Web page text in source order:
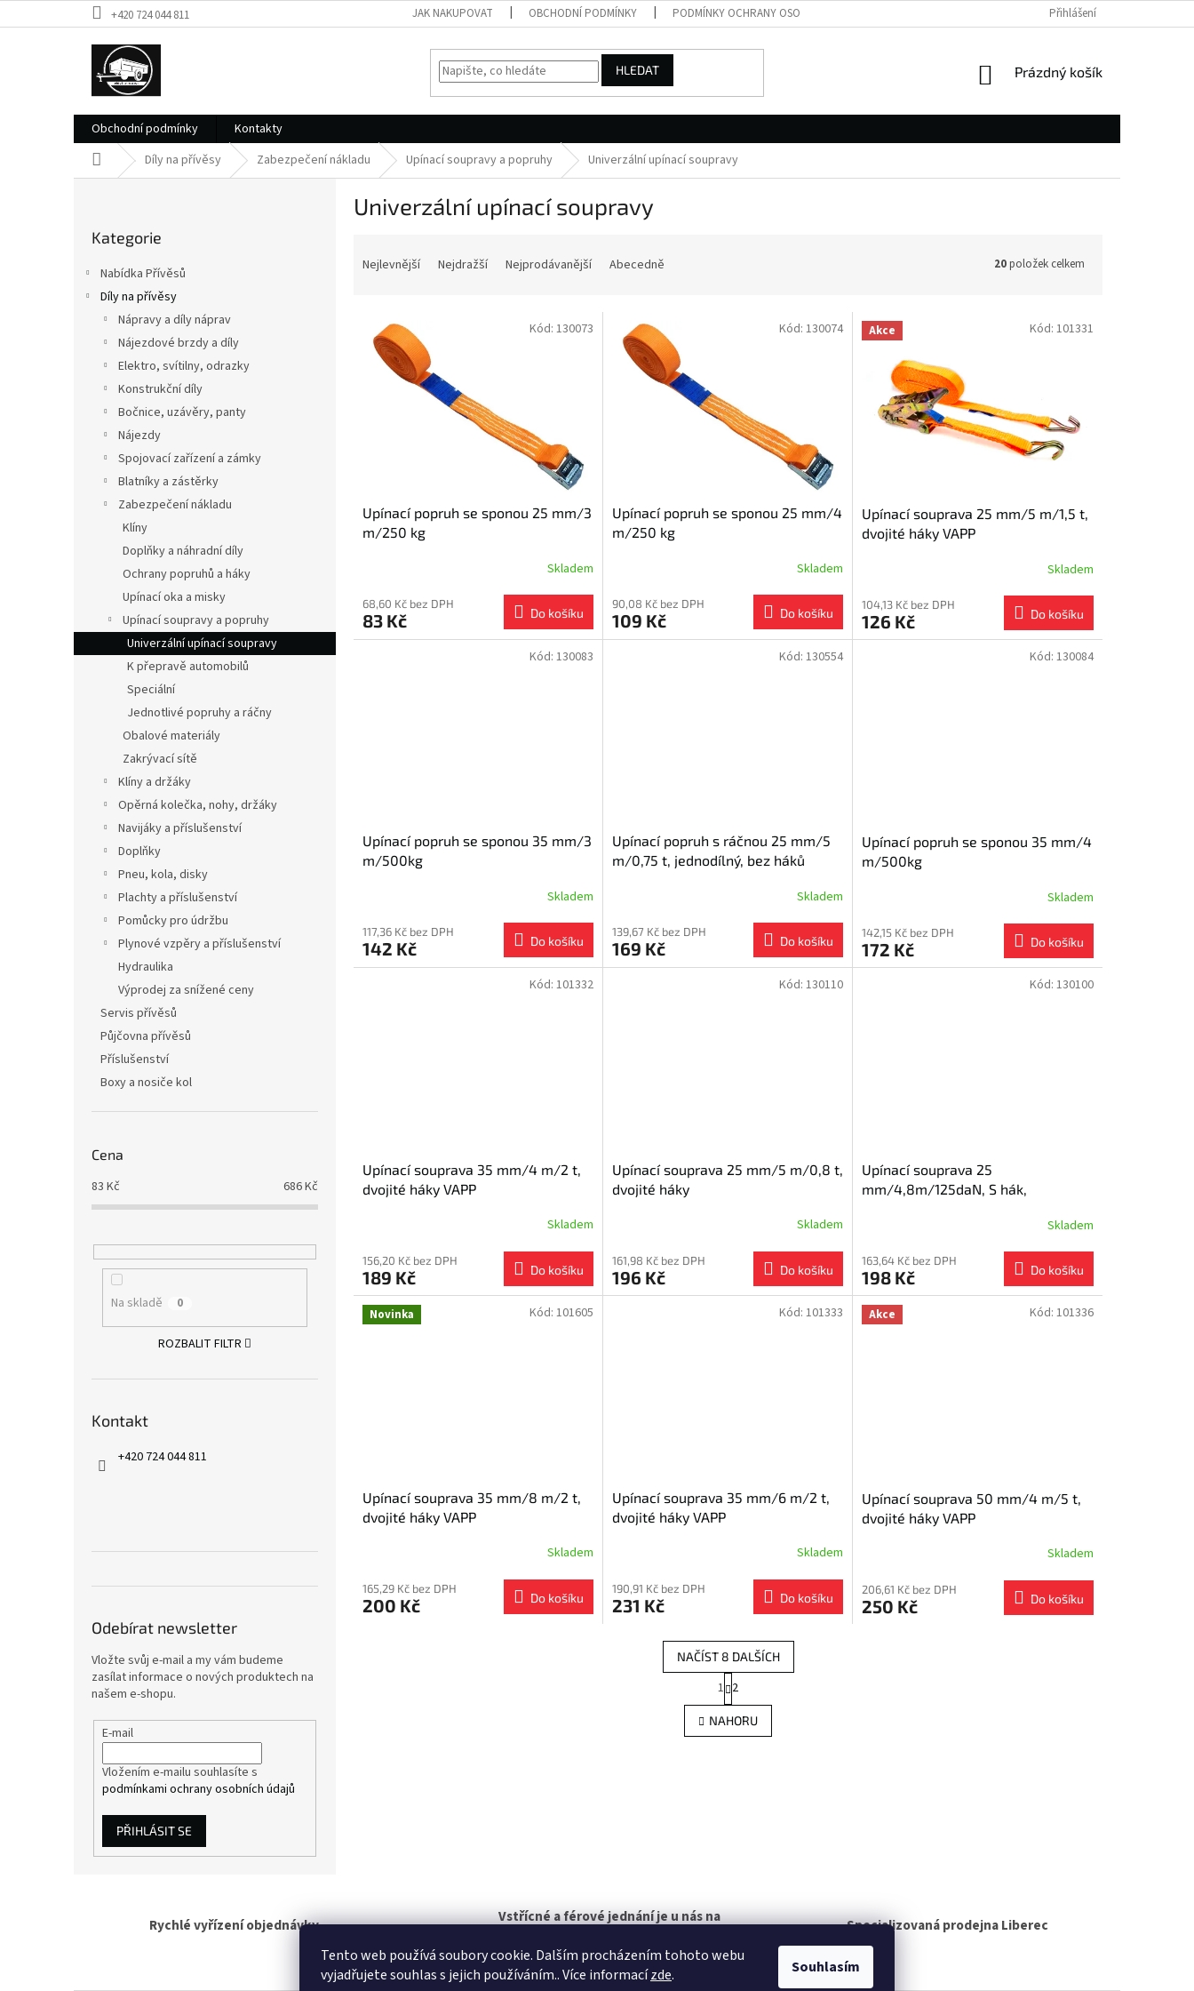
Tento web používá soubory cookie. Dalším procházením tohoto webu
vyjadřujete souhlas s jejich používáním.. Více informacízde. Souhlasím
na
+420 724 044 811 JAK NAKUPOVAT OBCHODNÍ PODMÍNKY PODMÍNKY OCHRANY OSOBNÍCH ÚDAJŮ Přihlášení
HLEDAT
NÁKUPNÍ
Prázdný košík
Obchodní podmínky
Kontakty
Domů Díly na přívěsy Zabezpečení nákladu Upínací soupravy a popruhy Univerzální upínací soupravy
kategorie
Kategorie
Nabídka Přívěsů
Díly na přívěsy
Nápravy a díly náprav
Nájezdové brzdy a díly
Elektro, svítilny, odrazky
Konstrukční díly
Bočnice, uzávěry, panty
Nájezdy
Spojovací zařízení a zámky
Blatníky a zástěrky
Zabezpečení nákladu
Klíny
Doplňky a náhradní díly
Ochrany popruhů a háky
Upínací oka a misky
Upínací soupravy a popruhy
Univerzální upínací soupravy
K přepravě automobilů
Speciální
Jednotlivé popruhy a ráčny
Obalové materiály
Zakrývací sítě
Klíny a držáky
Opěrná kolečka, nohy, držáky
Navijáky a příslušenství
Doplňky
Pneu, kola, disky
Plachty a příslušenství
Pomůcky pro údržbu
Plynové vzpěry a příslušenství
Hydraulika
Výprodej za snížené ceny
Servis přívěsů
Půjčovna přívěsů
Příslušenství
Boxy a nosiče kol
Cena
83 Kč 686Kč
Na skladě 0
ROZBALIT FILTR
Kontakt
+420 724 044 811
Odebírat newsletter
Vložte svůj e-mail a my vám budeme
zasílat informace o nových produktech na
našem e-shopu.
E-mail
Vložením e-mailu souhlasíte s
podmínkami ochrany osobních údajů
PŘIHLÁSIT SE
Univerzální upínací soupravy
Nejlevnější Nejdražší Nejprodávanější Abecedně 20položek celkem
Upínací popruh se sponou 25 mm/3
m/250 kg
Skladem
68,60 Kč bez DPH
83 Kč Do košíku
Kód: 130073
Upínací popruh se sponou 25 mm/4
m/250 kg
Skladem
90,08 Kč bez DPH
109 Kč Do košíku
Kód: 130074 Akce
Upínací souprava 25 mm/5 m/1,5 t,
dvojité háky VAPP
Skladem
104,13 Kč bez DPH
126 Kč Do košíku
Kód: 101331
Upínací popruh se sponou 35 mm/3
m/500kg
Skladem
117,36 Kč bez DPH
142 Kč Do košíku
Kód: 130083
Upínací popruh s ráčnou 25 mm/5
m/0,75 t, jednodílný, bez háků
Skladem
139,67 Kč bez DPH
169 Kč Do košíku
Kód: 130554
Upínací popruh se sponou 35 mm/4
m/500kg
Skladem
142,15 Kč bez DPH
172 Kč Do košíku
Kód: 130084
Upínací souprava 35 mm/4 m/2 t,
dvojité háky VAPP
Skladem
156,20 Kč bez DPH
189 Kč Do košíku
Kód: 101332
Upínací souprava 25 mm/5 m/0,8 t,
dvojité háky
Skladem
161,98 Kč bez DPH
196 Kč Do košíku
Kód: 130110
Upínací souprava 25
mm/4,8m/125daN, S hák,
Skladem
163,64 Kč bez DPH
198 Kč Do košíku
Kód: 130100
Novinka
Upínací souprava 35 mm/8 m/2 t,
dvojité háky VAPP
Skladem
165,29 Kč bez DPH
200 Kč Do košíku
Kód: 101605
Upínací souprava 35 mm/6 m/2 t,
dvojité háky VAPP
Skladem
190,91 Kč bez DPH
231 Kč Do košíku
Kód: 101333 Akce
Upínací souprava 50 mm/4 m/5 t,
dvojité háky VAPP
Skladem
206,61 Kč bez DPH
250 Kč Do košíku
Kód: 101336
O
v
l
v
p
i
NAČÍST 8 DALŠÍCH
S
t
r
á
n
1 2
NAHORU
Rychlé vyřízení objednávky
Vstřícné a férové jednání je u nás na
Specializovaná prodejna Liberec